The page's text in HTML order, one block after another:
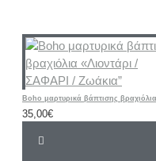
35,00€